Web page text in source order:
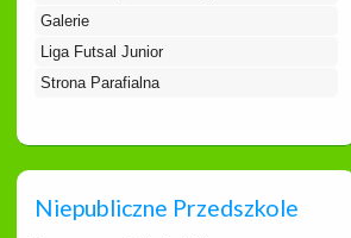
Galerie
Liga Futsal Junior
Strona Parafialna
Niepubliczne Przedszkole